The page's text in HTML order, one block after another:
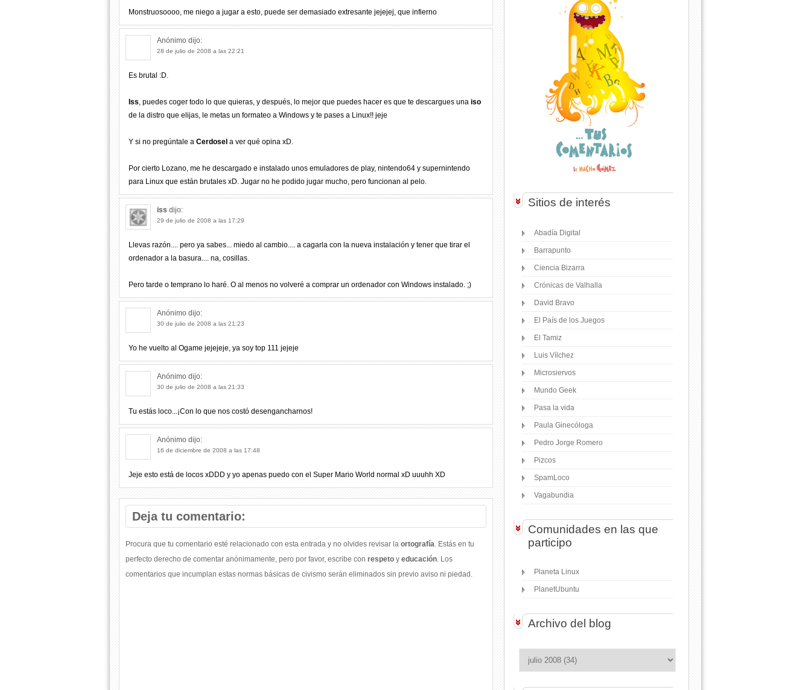
Monstruosoooo, me niego a jugar a esto, puede ser demasiado extresante jejejej, que infierno
Anónimo dijo:
28 de julio de 2008 a las 22:21
Es brutal :D.
Iss, puedes coger todo lo que quieras, y después, lo mejor que puedes hacer es que te descargues una iso
de la distro que elijas, le metas un formateo a Windows y te pases a Linux!! jeje
Y si no pregúntale a Cerdosel a ver qué opina xD.
Por cierto Lozano, me he descargado e instalado unos emuladores de play, nintendo64 y supernintendo
para Linux que están brutales xD. Jugar no he podido jugar mucho, pero funcionan al pelo.
iss dijo:
29 de julio de 2008 a las 17:29
Llevas razón.... pero ya sabes... miedo al cambio.... a cagarla con la nueva instalación y tener que tirar el
ordenador a la basura.... na, cosillas.
Pero tarde o temprano lo haré. O al menos no volveré a comprar un ordenador con Windows instalado. ;)
Anónimo dijo:
30 de julio de 2008 a las 21:23
Yo he vuelto al Ogame jejejeje, ya soy top 111 jejeje
Anónimo dijo:
30 de julio de 2008 a las 21:33
Tu estás loco...¡Con lo que nos costó desengancharnos!
Anónimo dijo:
16 de diciembre de 2008 a las 17:48
Jeje esto está de locos xDDD y yo apenas puedo con el Super Mario World normal xD uuuhh XD
Deja tu comentario:
Procura que tu comentario esté relacionado con esta entrada y no olvides revisar la ortografía. Estás en tu
perfecto derecho de comentar anónimamente, pero por favor, escribe con respeto y educación. Los
comentarios que incumplan estas normas básicas de civismo serán eliminados sin previo aviso ni piedad.
Sitios de interés
Abadía Digital
Barrapunto
Ciencia Bizarra
Crónicas de Valhalla
David Bravo
El País de los Juegos
El Tamiz
Luis Vílchez
Microsiervos
Mundo Geek
Pasa la vida
Paula Ginecóloga
Pedro Jorge Romero
Pizcos
SpamLoco
Vagabundia
Comunidades en las que
participo
Planeta Linux
PlanetUbuntu
Archivo del blog